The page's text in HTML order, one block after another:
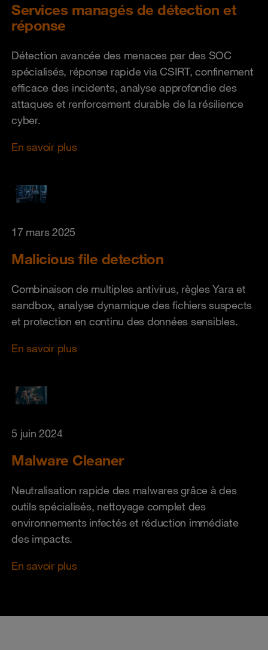
Services managés de détection et
réponse
Détection avancée des menaces par des SOC
spécialisés, réponse rapide via CSIRT, confinement
efficace des incidents, analyse approfondie des
attaques et renforcement durable de la résilience
cyber.
En savoir plus
17 mars 2025
Malicious file detection
Combinaison de multiples antivirus, règles Yara et
sandbox, analyse dynamique des fichiers suspects
et protection en continu des données sensibles.
En savoir plus
5 juin 2024
Malware Cleaner
Neutralisation rapide des malwares grâce à des
outils spécialisés, nettoyage complet des
environnements infectés et réduction immédiate
des impacts.
En savoir plus